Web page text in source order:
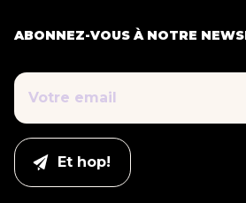
ABONNEZ-VOUS À NOTRE